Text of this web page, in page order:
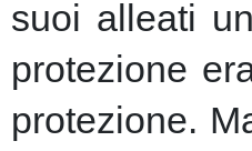
suoi alleati
protezione
protezione.